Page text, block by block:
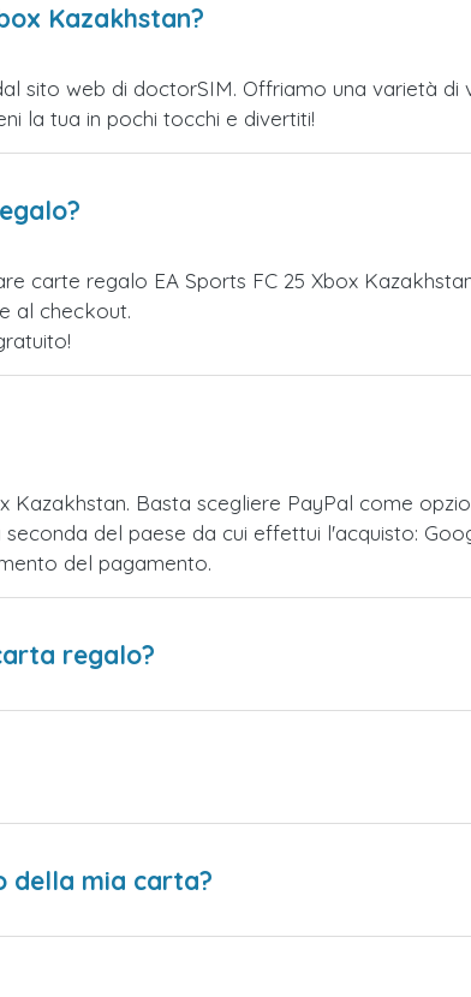
Kazakhstan?
sito web di doctorSIM. Offriamo una varietà di
la tua in pochi tocchi e divertiti!
carte regalo EA Sports FC 25 Xbox
al checkout.
Basta scegliere PayPal come
del paese da cui effettui l'acquisto:
del pagamento.
regalo?
della mia carta?